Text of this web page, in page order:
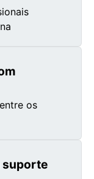
os
suporte